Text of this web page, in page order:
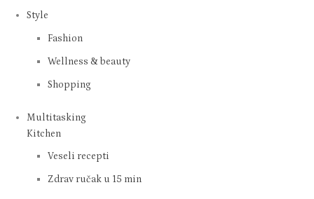
Style
Fashion
Wellness & beauty
Shopping
Multitasking
Kitchen
Veseli recepti
Zdrav ručak u 15 min